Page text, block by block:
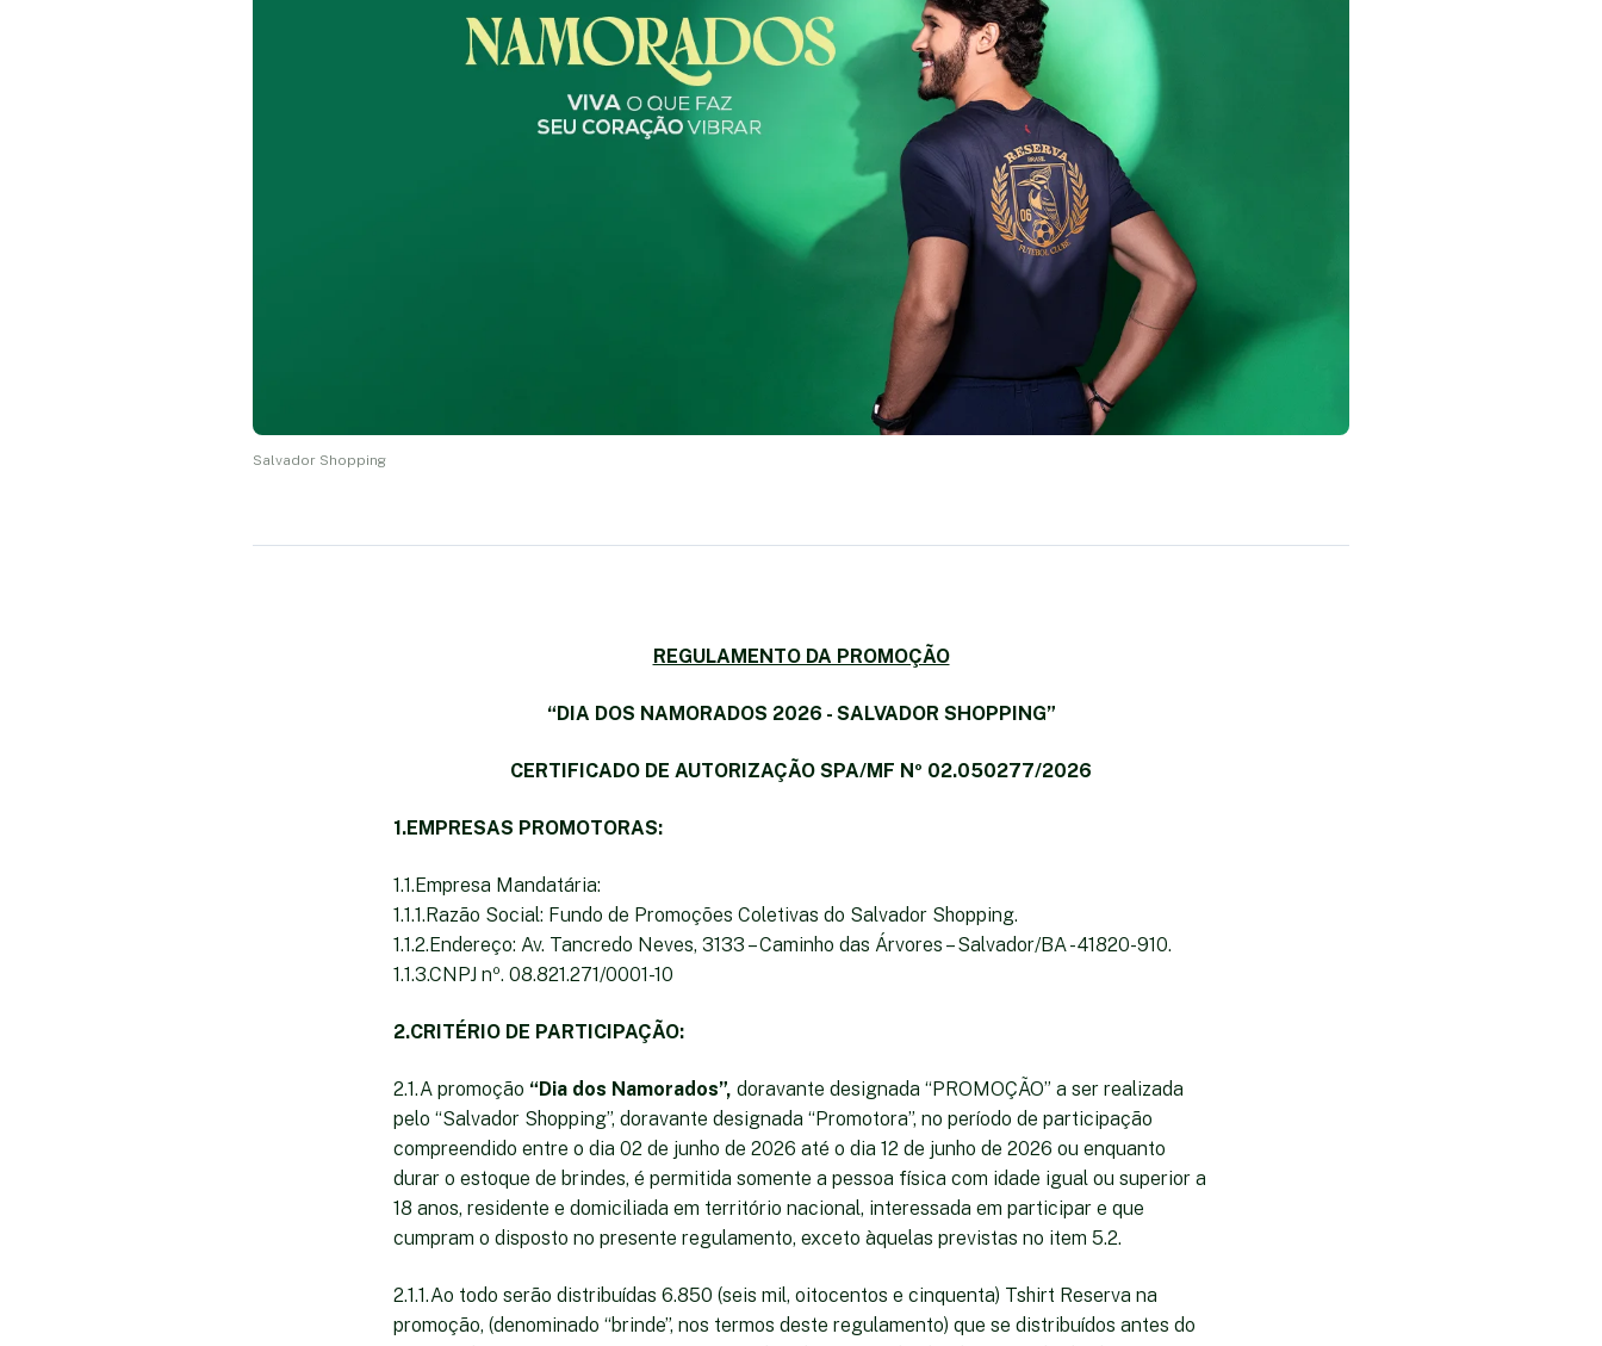
Salvador Shopping
REGULAMENTO DA PROMOÇÃO
“DIA DOS NAMORADOS 2026 - SALVADOR SHOPPING”
CERTIFICADO DE AUTORIZAÇÃO SPA/MF Nº 02.050277/2026
1.EMPRESAS PROMOTORAS:
1.1.Empresa Mandatária:
1.1.1.Razão Social: Fundo de Promoções Coletivas do Salvador Shopping.
1.1.2.Endereço: Av. Tancredo Neves, 3133 – Caminho das Árvores – Salvador/BA - 41820-910.
1.1.3.CNPJ nº. 08.821.271/0001-10
2.CRITÉRIO DE PARTICIPAÇÃO:
2.1.A promoção “Dia dos Namorados”, doravante designada “PROMOÇÃO” a ser realizada
pelo “Salvador Shopping”, doravante designada “Promotora”, no período de participação
compreendido entre o dia 02 de junho de 2026 até o dia 12 de junho de 2026 ou enquanto
durar o estoque de brindes, é permitida somente a pessoa física com idade igual ou superior a
18 anos, residente e domiciliada em território nacional, interessada em participar e que
cumpram o disposto no presente regulamento, exceto àquelas previstas no item 5.2.
2.1.1.Ao todo serão distribuídas 6.850 (seis mil, oitocentos e cinquenta) Tshirt Reserva na
promoção, (denominado “brinde”, nos termos deste regulamento) que se distribuídos antes do